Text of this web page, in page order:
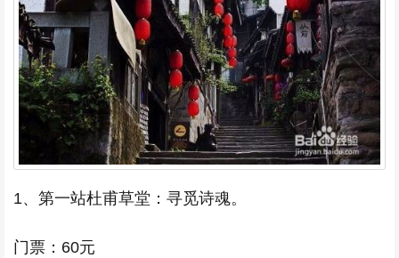
1、第一站杜甫草堂：寻觅诗魂。
门票：60元